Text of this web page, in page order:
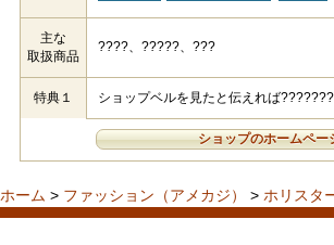
主な
取扱商品
????、?????、???
特典１ ショップベルを見たと伝えれば
ショップのホームペー
ホーム > ファッション（アメカジ） > ホリスタ